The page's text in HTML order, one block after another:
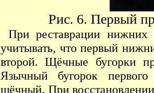
Рис. 6. Первый
При реставрации нижних
учитывать, что первый
второй. Щёчные бугорки
Язычный бугорок
щёчный. При